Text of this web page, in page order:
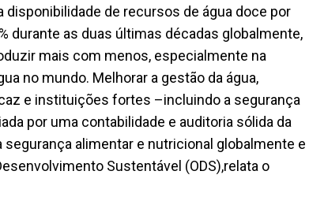
disponibilidade de recursos de água doce por
durante as duas últimas décadas globalmente,
mais com menos, especialmente na
no mundo. Melhorar a gestão da água,
e instituições fortes –incluindo a segurança
por uma contabilidade e auditoria sólida da
segurança alimentar e nutricional globalmente e
Sustentável (ODS),relata o